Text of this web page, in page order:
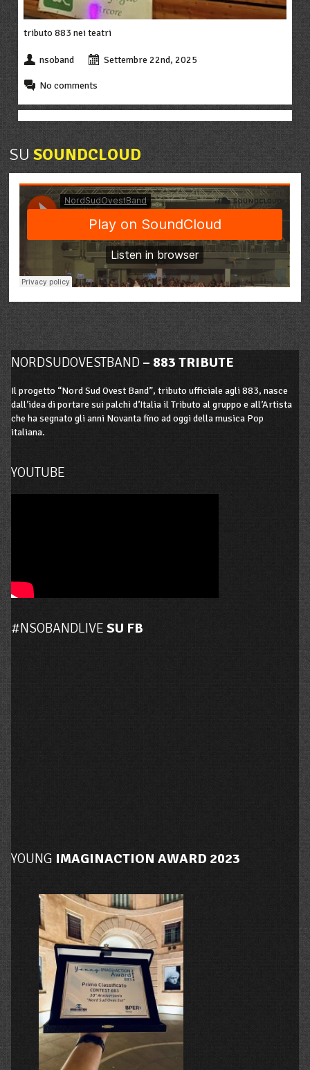
tributo 883 nei teatri
nsoband Settembre 22nd, 2025
No comments
SUSOUNDCLOUD
NORDSUDOVESTBAND– 883 TRIBUTE
Il progetto “Nord Sud Ovest Band”, tributo ufficiale agli 883, nasce
dall’idea di portare sui palchi d’Italia il Tributo al gruppo e all’Artista
che ha segnato gli anni Novanta fino ad oggi della musica Pop
italiana.
YOUTUBE
#NSOBANDLIVE SU FB
YOUNG IMAGINACTION AWARD 2023